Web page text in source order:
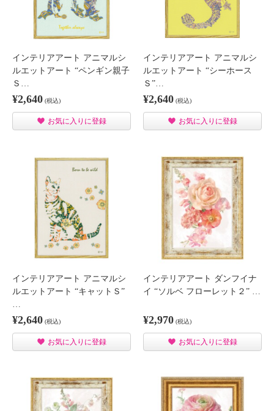
インテリアアート アニマルシ
ルエットアート “ペンギン親子
Ｓ…
¥2,640 (税込)
お気に入りに登録
インテリアアート アニマルシ
ルエットアート “シーホース
Ｓ”…
¥2,640 (税込)
お気に入りに登録
インテリアアート アニマルシ
ルエットアート “キャットＳ”
¥2,640 (税込)
お気に入りに登録
インテリアアート ダンフイナ
イ “ソルベ フローレット２” …
¥2,970 (税込)
お気に入りに登録